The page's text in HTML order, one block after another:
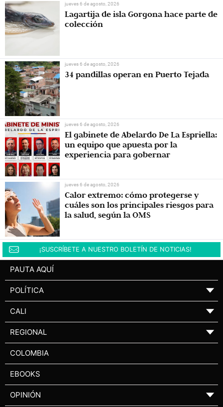
jueves 6 de agosto, 2026
Lagartija de isla Gorgona hace parte de
colección
jueves 6 de agosto, 2026
34 pandillas operan en Puerto Tejada
jueves 6 de agosto, 2026
El gabinete de Abelardo De La Espriella:
un equipo que apuesta por la
experiencia para gobernar
jueves 6 de agosto, 2026
Calor extremo: cómo protegerse y
cuáles son los principales riesgos para
la salud, según la OMS
¡SUSCRÍBETE A NUESTRO BOLETÍN DE NOTICIAS!
PAUTA AQUÍ
POLÍTICA ▼
CALI ▼
REGIONAL ▼
COLOMBIA
EBOOKS
OPINIÓN ▼